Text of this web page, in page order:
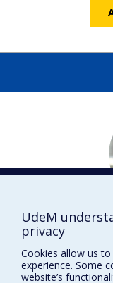
UdeM
privacy
Cookies allow us
experience. Some
website’s